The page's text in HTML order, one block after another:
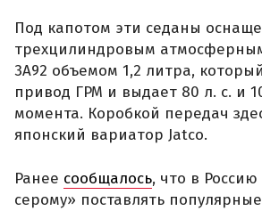
Под капотом эти седаны
трехцилиндровым
3A92 объемом 1,2 литра,
привод ГРМ и выдает 80 л. с. и
момента. Коробкой передач
японский вариатор Jatco.
Ранее сообщалось, что в
серому» поставлять